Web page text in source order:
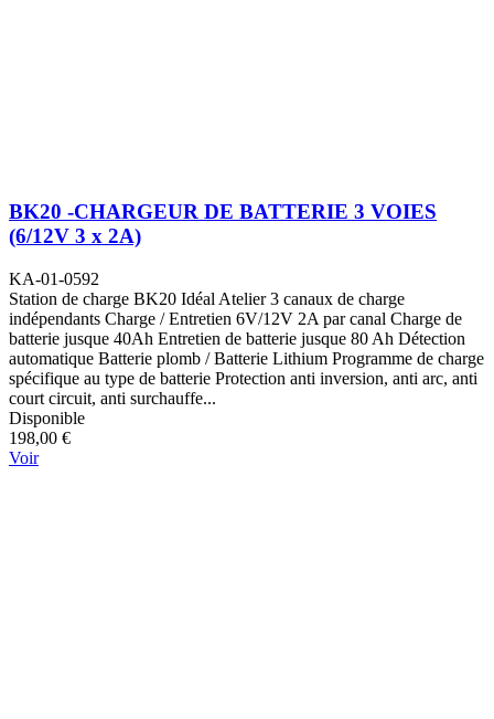
BK20 -CHARGEUR DE BATTERIE 3 VOIES
(6/12V 3 x 2A)
KA-01-0592
Station de charge BK20 Idéal Atelier 3 canaux de charge
indépendants Charge / Entretien 6V/12V 2A par canal Charge de
batterie jusque 40Ah Entretien de batterie jusque 80 Ah Détection
automatique Batterie plomb / Batterie Lithium Programme de charge
spécifique au type de batterie Protection anti inversion, anti arc, anti
court circuit, anti surchauffe...
Disponible
198,00 €
Voir